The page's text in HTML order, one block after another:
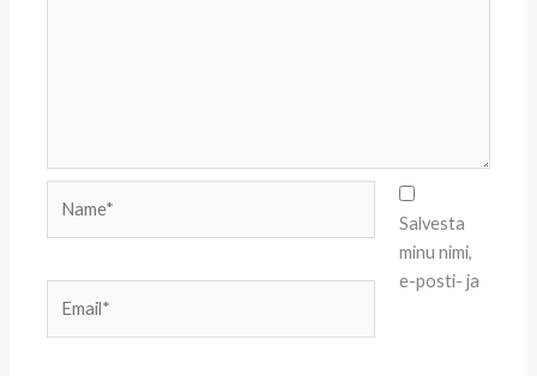
Salvesta
minu nimi,
e-posti- ja